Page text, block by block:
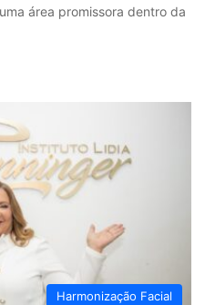
área promissora dentro da
Harmonização Facial